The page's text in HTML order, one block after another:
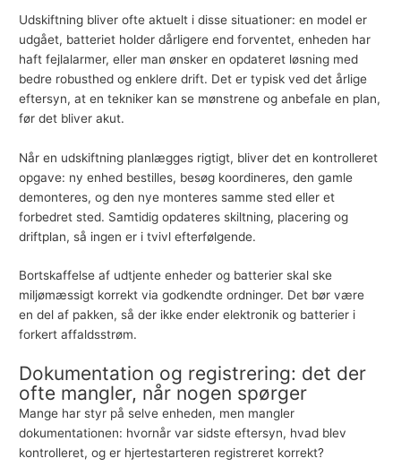
Udskiftning bliver ofte aktuelt i disse situationer: en model er
udgået, batteriet holder dårligere end forventet, enheden har
haft fejlalarmer, eller man ønsker en opdateret løsning med
bedre robusthed og enklere drift. Det er typisk ved det årlige
eftersyn, at en tekniker kan se mønstrene og anbefale en plan,
før det bliver akut.
Når en udskiftning planlægges rigtigt, bliver det en kontrolleret
opgave: ny enhed bestilles, besøg koordineres, den gamle
demonteres, og den nye monteres samme sted eller et
forbedret sted. Samtidig opdateres skiltning, placering og
driftplan, så ingen er i tvivl efterfølgende.
Bortskaffelse af udtjente enheder og batterier skal ske
miljømæssigt korrekt via godkendte ordninger. Det bør være
en del af pakken, så der ikke ender elektronik og batterier i
forkert affaldsstrøm.
Dokumentation og registrering: det der
ofte mangler, når nogen spørger
Mange har styr på selve enheden, men mangler
dokumentationen: hvornår var sidste eftersyn, hvad blev
kontrolleret, og er hjertestarteren registreret korrekt?